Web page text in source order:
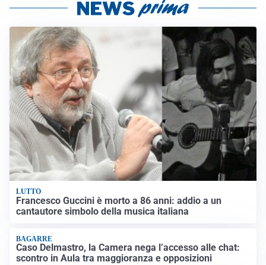
LUTTO
Francesco Guccini è morto a 86 anni: addio a un
cantautore simbolo della musica italiana
BAGARRE
Caso Delmastro, la Camera nega l’accesso alle chat:
scontro in Aula tra maggioranza e opposizioni